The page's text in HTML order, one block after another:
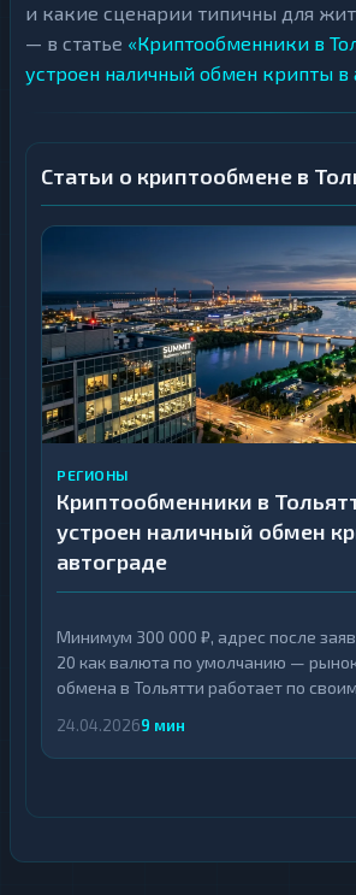
и какие сценарии типичны для
— в статье «Криптообменники в
устроен наличный обмен крипты в
Статьи о криптообмене в
РЕГИОНЫ
Криптообменники в
устроен наличный обмен
автограде
Минимум 300 000 ₽, адрес после
20 как валюта по умолчанию —
обмена в Тольятти работает по
обоснованно ехать в Самару.
24.04.20269 мин